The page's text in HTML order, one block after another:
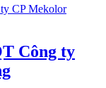
Công ty